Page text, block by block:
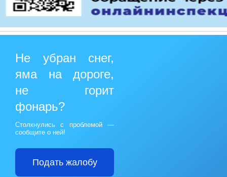
Не убран снег,
яма на дороге,
не горит
фонарь?
Столкнулись с проблемой —
сообщите о ней!
Подать жалобу